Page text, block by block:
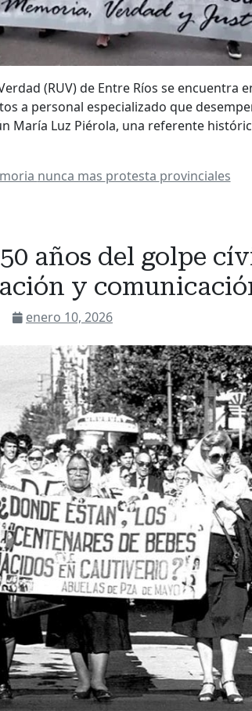
(RUV) de Entre Ríos se encuentra
a personal especializado que
María Luz Piérola, una referente
nunca mas protesta provinciales
años del golpe
y
enero 10, 2026